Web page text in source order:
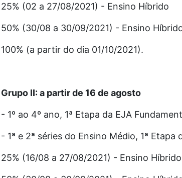
25% (02 a 27/08/2021) - Ensino Híbrido
50% (30/08 a 30/09/2021) - Ensino
100% (a partir do dia 01/10/2021).
Grupo II: a partir de 16 de agosto
- 1º ao 4º ano, 1ª Etapa da EJA
- 1ª e 2ª séries do Ensino Médio, 1ª
25% (16/08 a 27/08/2021) - Ensino Híbrido